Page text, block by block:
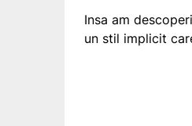
Insa am
un stil implicit